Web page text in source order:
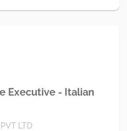
Executive - Italian
LTD